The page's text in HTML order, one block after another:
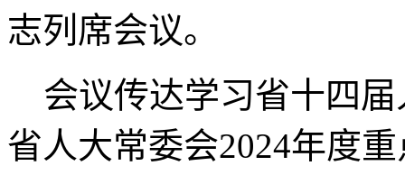
志列席会议。
会议传达学习省十四届
省人大常委会2024年度